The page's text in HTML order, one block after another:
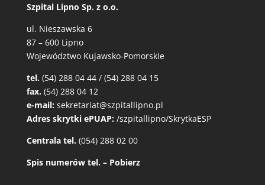
Szpital Lipno Sp. z o.o.
ul. Nieszawska 6
87 – 600 Lipno
Województwo Kujawsko-Pomorskie
tel. (54) 288 04 44 / (54) 288 04 15
fax. (54) 288 04 12
e-mail: sekretariat@szpitallipno.pl
Adres skrytki ePUAP: /szpitallipno/SkrytkaESP
Centrala tel. (054) 288 02 00
Spis numerów tel. – Pobierz